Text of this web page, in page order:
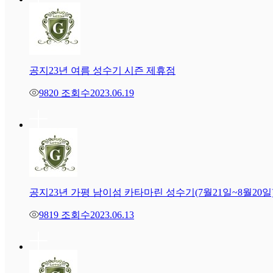
공지 23년 여름 성수기 시즌 제휴점
9820 조회수2023.06.19
공지 23년 가평 남이섬 카타마린 성수기(7월21일~8월20
9819 조회수2023.06.13